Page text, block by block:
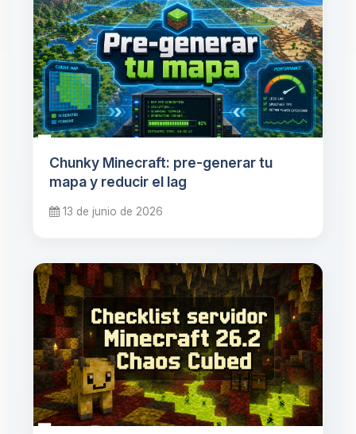
Chunky Minecraft: pre-generar tu
mapa y reducir el lag
13 de junio de 2026